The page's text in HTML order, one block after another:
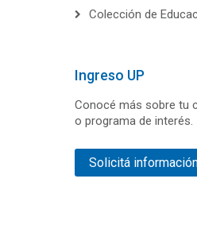
Colección de
Ingreso UP
Conocé más sobre tu
o programa de interés.
Solicitá